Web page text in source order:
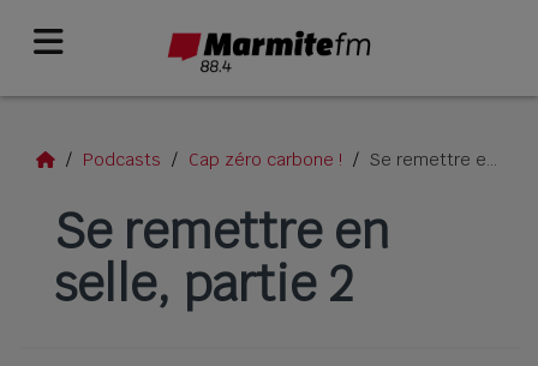
Podcasts Cap zéro carbone ! Se remettre en selle, partie 2
Se remettre en
selle, partie 2